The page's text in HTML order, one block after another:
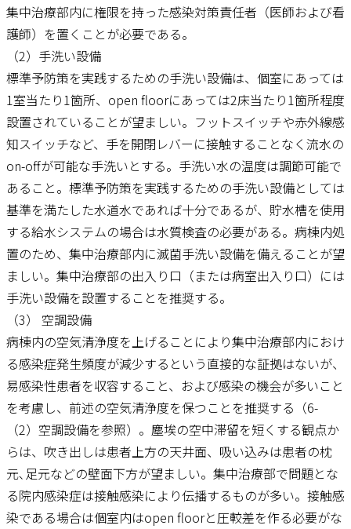
集中治療部内に権限を持った感染対策責任者（医師および看
護師）を置くことが必要である。
（2）手洗い設備
標準予防策を実践するための手洗い設備は、個室にあっては
1室当たり1箇所、open floorにあっては2床当たり1箇所程度
設置されていることが望ましい。フットスイッチや赤外線感
知スイッチなど、手を開閉レバーに接触することなく流水の
on-offが可能な手洗いとする。手洗い水の温度は調節可能で
あること。標準予防策を実践するための手洗い設備としては
基準を満たした水道水であれば十分であるが、貯水槽を使用
する給水システムの場合は水質検査の必要がある。病棟内処
置のため、集中治療部内に滅菌手洗い設備を備えることが望
ましい。集中治療部の出入り口（または病室出入り口）には
手洗い設備を設置することを推奨する。
（3） 空調設備
病棟内の空気清浄度を上げることにより集中治療部内におけ
る感染症発生頻度が減少するという直接的な証拠はないが、
易感染性患者を収容すること、および感染の機会が多いこと
を考慮し、前述の空気清浄度を保つことを推奨する（6-
（2）空調設備を参照）。塵埃の空中滞留を短くする観点か
らは、吹き出しは患者上方の天井面、吸い込みは患者の枕
元､足元などの壁面下方が望ましい。集中治療部で問題とな
る院内感染症は接触感染により伝播するものが多い。接触感
染である場合は個室内はopen floorと圧較差を作る必要がな